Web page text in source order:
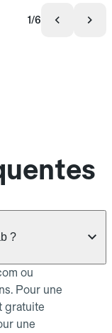
1/6
?
ou
Pour une
gratuite
une